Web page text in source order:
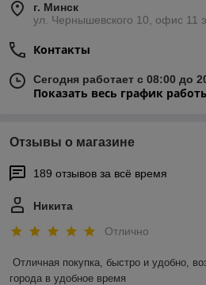
г. Минск
ул. Чернышевского 10, офис 11
Контакты
Сегодня работает с 08:00 до
Показать весь график
Отзывы о магазине
189 отзывов за всё время
Никита
Отлично
Отличная покупка, быстро и удобно,
города в удобное время